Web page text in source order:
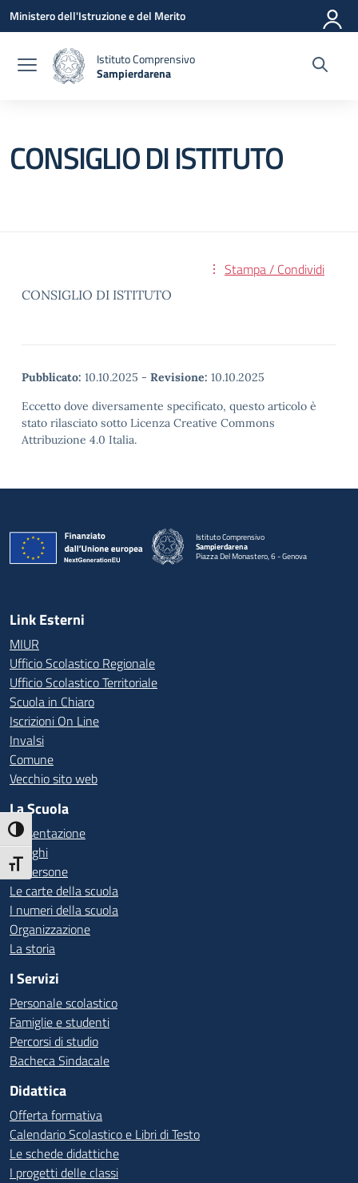
Attiva/disattiva alto contrasto
Attiva/disattiva dimensione testo
Vai ai contenuti
Vai al menu di navigazione
Vai al footer
Ministero dell'Istruzione e del Merito
Istituto Comprensivo
Sampierdarena
CONSIGLIO DI ISTITUTO
Stampa / Condividi
CONSIGLIO DI ISTITUTO
Pubblicato: 10.10.2025 - Revisione: 10.10.2025
Eccetto dove diversamente specificato, questo articolo è
stato rilasciato sotto Licenza Creative Commons
Attribuzione 4.0 Italia.
Istituto Comprensivo
Sampierdarena
Piazza Del Monastero, 6 - Genova
— Visita la pagina iniziale della scuola
Link Esterni
MIUR
Ufficio Scolastico Regionale
Ufficio Scolastico Territoriale
Scuola in Chiaro
Iscrizioni On Line
Invalsi
Comune
Vecchio sito web
La Scuola
Presentazione
I luoghi
Le persone
Le carte della scuola
I numeri della scuola
Organizzazione
La storia
I Servizi
Personale scolastico
Famiglie e studenti
Percorsi di studio
Bacheca Sindacale
Didattica
Offerta formativa
Calendario Scolastico e Libri di Testo
Le schede didattiche
I progetti delle classi